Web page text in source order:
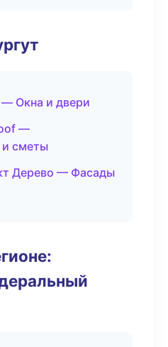
Окна и двери
—
и сметы
Дерево — Фасады